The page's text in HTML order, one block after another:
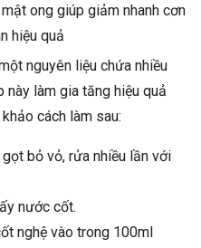
ong giúp giảm nhanh cơn
hiệu quả
nguyên liệu chứa nhiều
này làm gia tăng hiệu quả
cách làm sau:
bỏ vỏ, rửa nhiều lần với
nước cốt.
nghệ vào trong 100ml